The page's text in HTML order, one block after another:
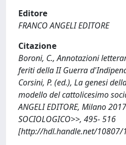
Editore
FRANCO ANGELI EDITORE
Citazione
Boroni, C., Annotazioni
feriti della II Guerra
Corsini, P. (ed.), La genesi
modello del cattolicesimo
ANGELI EDITORE, Milano
SOCIOLOGICO>>, 495- 516
[http://hdl.handle.net/10807/